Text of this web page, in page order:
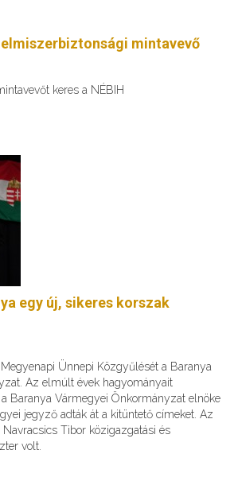
mintavevő
keres a NÉBIH
egy új, sikeres korszak
Ünnepi Közgyűlését a Baranya
Az elmúlt évek hagyományait
Baranya Vármegyei Önkormányzat elnöke
jegyző adták át a kitüntető címeket. Az
Tibor közigazgatási és
volt.